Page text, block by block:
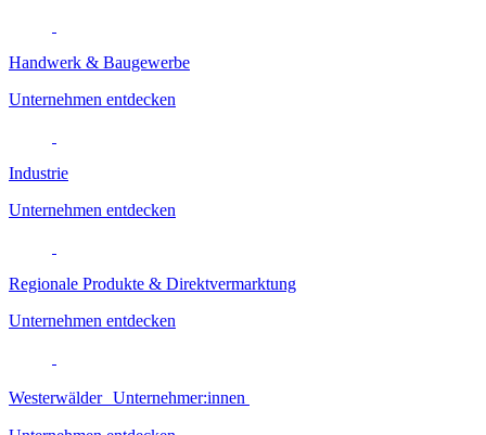
Handwerk & Baugewerbe
Unternehmen entdecken
Industrie
Unternehmen entdecken
Regionale Produkte & Direktvermarktung
Unternehmen entdecken
Westerwälder Unternehmer:innen